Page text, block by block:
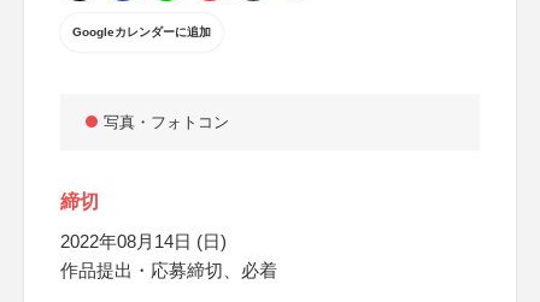
Googleカレンダーに追加
写真・フォトコン
締切
2022年08月14日 (日)
作品提出・応募締切、必着